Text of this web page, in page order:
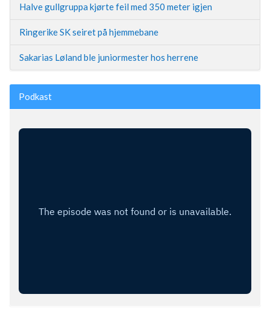
Halve gullgruppa kjørte feil med 350 meter igjen
Ringerike SK seiret på hjemmebane
Sakarias Løland ble juniormester hos herrene
Podkast